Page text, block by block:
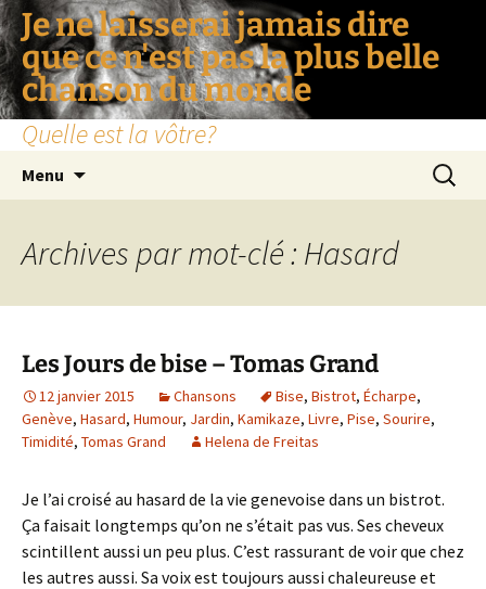
Je ne laisserai jamais dire
que ce n'est pas la plus belle
chanson du monde
Quelle est la vôtre?
Menu
Archives par mot-clé : Hasard
Les Jours de bise – Tomas Grand
12 janvier 2015 Chansons Bise, Bistrot, Écharpe,
Genève, Hasard, Humour, Jardin, Kamikaze, Livre, Pise, Sourire,
Timidité, Tomas Grand Helena de Freitas
Je l’ai croisé au hasard de la vie genevoise dans un bistrot.
Ça faisait longtemps qu’on ne s’était pas vus. Ses cheveux
scintillent aussi un peu plus. C’est rassurant de voir que chez
les autres aussi. Sa voix est toujours aussi chaleureuse et